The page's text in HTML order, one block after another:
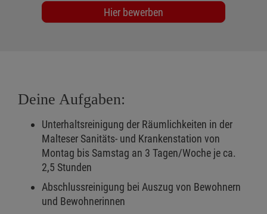
Hier bewerben
Deine Aufgaben:
Unterhaltsreinigung der Räumlichkeiten in der
Malteser Sanitäts- und Krankenstation von
Montag bis Samstag an 3 Tagen/Woche je ca.
2,5 Stunden
Abschlussreinigung bei Auszug von Bewohnern
und Bewohnerinnen